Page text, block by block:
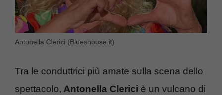
Antonella Clerici (Blueshouse.it)
Tra le conduttrici più amate sulla scena dello
spettacolo, Antonella Clerici è un vulcano di